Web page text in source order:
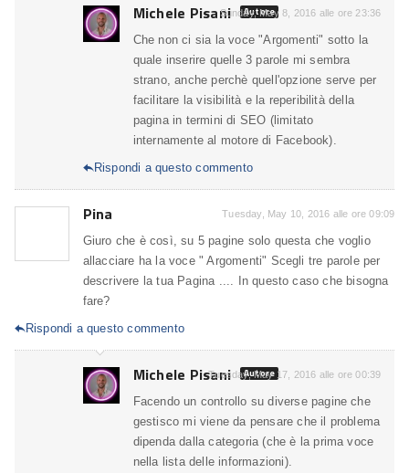
Michele Pisani Autore
Sunday, May 8, 2016 alle ore 23:36
Che non ci sia la voce "Argomenti" sotto la
quale inserire quelle 3 parole mi sembra
strano, anche perchè quell'opzione serve per
facilitare la visibilità e la reperibilità della
pagina in termini di SEO (limitato
internamente al motore di Facebook).
Rispondi a questo commento
Pina Tuesday, May 10, 2016 alle ore 09:09
Giuro che è così, su 5 pagine solo questa che voglio
allacciare ha la voce " Argomenti" Scegli tre parole per
descrivere la tua Pagina .... In questo caso che bisogna
fare?
Rispondi a questo commento
Michele Pisani Autore
Tuesday, May 17, 2016 alle ore 00:39
Facendo un controllo su diverse pagine che
gestisco mi viene da pensare che il problema
dipenda dalla categoria (che è la prima voce
nella lista delle informazioni).